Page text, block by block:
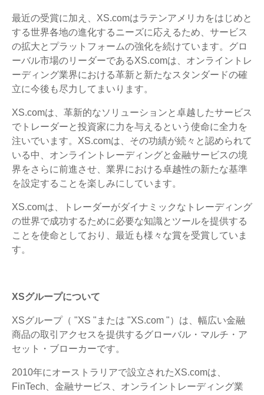
最近の受賞に加え、XS.comはラテンアメリカをはじめと
する世界各地の進化するニーズに応えるため、サービス
の拡大とプラットフォームの強化を続けています。グロ
ーバル市場のリーダーであるXS.comは、オンライントレ
ーディング業界における革新と新たなスタンダードの確
立に今後も尽力してまいります。
XS.comは、革新的なソリューションと卓越したサービス
でトレーダーと投資家に力を与えるという使命に全力を
注いでいます。XS.comは、その功績が続々と認められて
いる中、オンライントレーディングと金融サービスの境
界をさらに前進させ、業界における卓越性の新たな基準
を設定することを楽しみにしています。
XS.comは、トレーダーがダイナミックなトレーディング
の世界で成功するために必要な知識とツールを提供する
ことを使命としており、最近も様々な賞を受賞していま
す。
XSグループについて
XSグループ（ "XS "または "XS.com "）は、幅広い金融
商品の取引アクセスを提供するグローバル・マルチ・ア
セット・ブローカーです。
2010年にオーストラリアで設立されたXS.comは、
FinTech、金融サービス、オンライントレーディング業